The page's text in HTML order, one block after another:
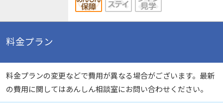
料金プラン
料金プランの変更などで費用が異なる場合がございます。最新
の費用に関してはあんしん相談室にお問い合わせください。